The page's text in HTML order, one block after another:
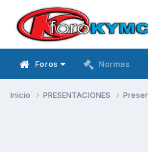
Foros Normas
Inicio PRESENTACIONES